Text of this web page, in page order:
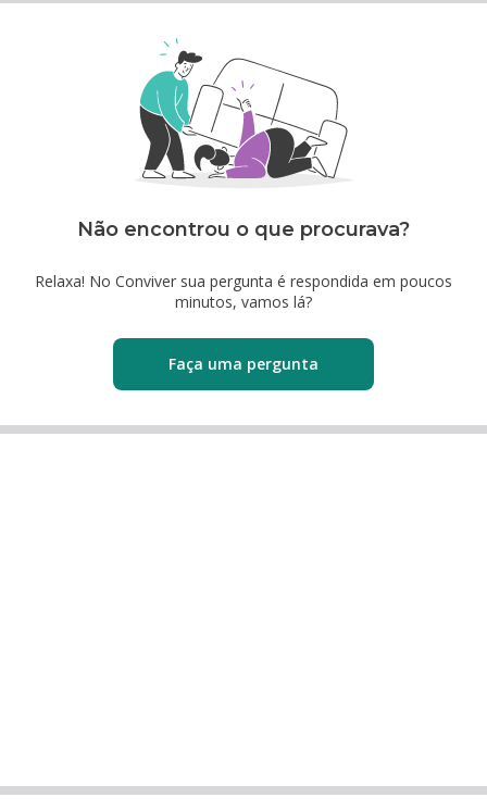
Não encontrou o que procurava?
Relaxa! No Conviver sua pergunta é respondida em poucos
minutos, vamos lá?
Faça uma pergunta